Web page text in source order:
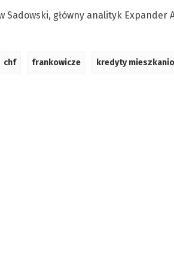
Sadowski, główny analityk Expander
chf frankowicze kredyty